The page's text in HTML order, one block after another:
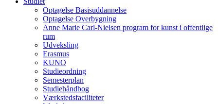
Optagelse Basisuddannelse
Optagelse Overbygning
Anne Marie Carl-Nielsen program for kunst i offentlige
rum
Udveksling
Erasmus
KUNO
Studieordning
Semesterplan
Studiehåndbog
Værkstedsfaciliteter